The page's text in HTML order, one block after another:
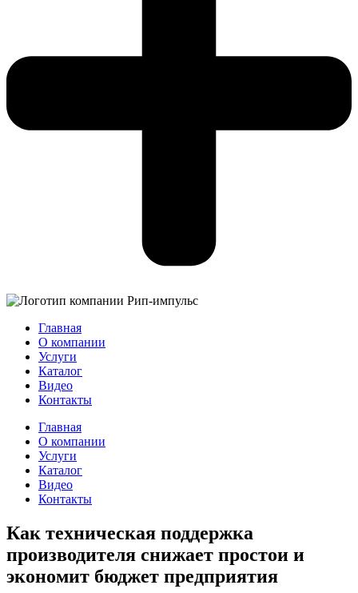
Главная
О компании
Услуги
Каталог
Видео
Контакты
Главная
О компании
Услуги
Каталог
Видео
Контакты
Как техническая поддержка
производителя снижает простои и
экономит бюджет предприятия